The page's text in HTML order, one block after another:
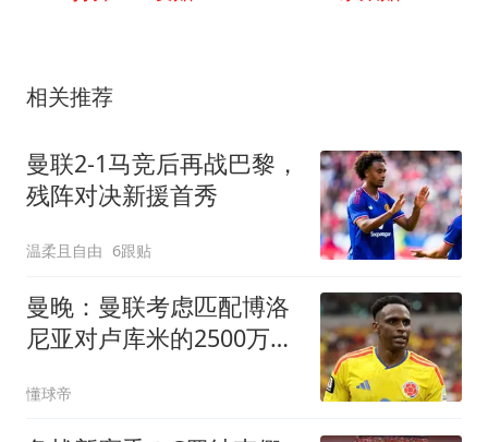
相关推荐
曼联2-1马竞后再战巴黎，
残阵对决新援首秀
温柔且自由 6跟贴
曼晚：曼联考虑匹配博洛
尼亚对卢库米的2500万欧
懂球帝